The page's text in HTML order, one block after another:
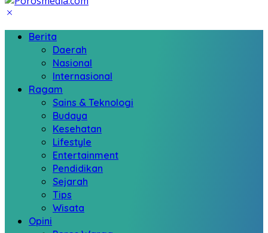
Berita
Daerah
Nasional
Internasional
Ragam
Sains & Teknologi
Budaya
Kesehatan
Lifestyle
Entertainment
Pendidikan
Sejarah
Tips
Wisata
Opini